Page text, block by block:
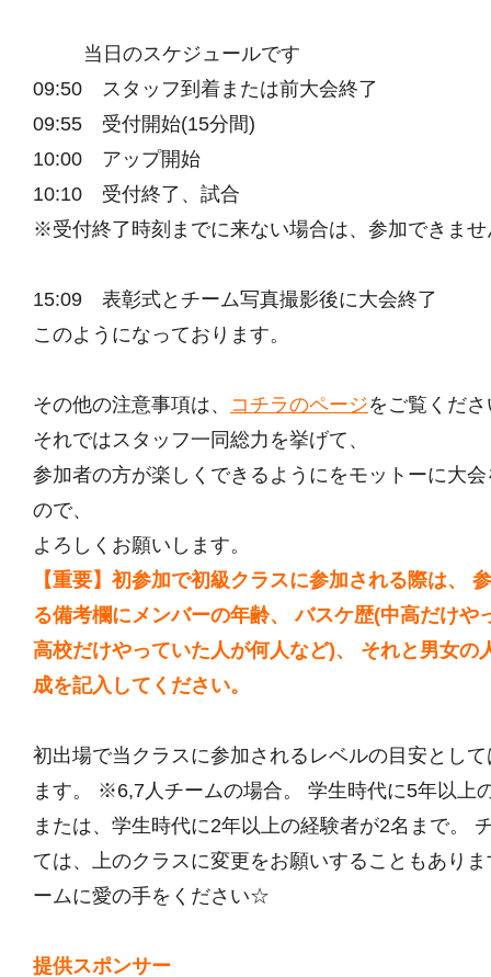
当日のスケジュールです
09:50 スタッフ到着または前大会終了
09:55 受付開始(15分間)
10:00 アップ開始
10:10 受付終了、試合
※受付終了時刻までに来ない場合は、参加できませ
15:09 表彰式とチーム写真撮影後に大会終了
このようになっております。
その他の注意事項は、 コチラのページをご覧くだ
それではスタッフ一同総力を挙げて、
参加者の方が楽しくできるようにをモットーに大
ので、
よろしくお願いします。
【重要】初参加で初級クラスに参加される際は、
る備考欄にメンバーの年齢、 バスケ歴(中高だけや
高校だけやっていた人が何人など)、 それと男女の
成を記入してください。
初出場で当クラスに参加されるレベルの目安とし
ます。 ※6,7人チームの場合。 学生時代に5年以上
または、学生時代に2年以上の経験者が2名まで。
ては、上のクラスに変更をお願いすることもあり
ームに愛の手をください☆
提供スポンサー